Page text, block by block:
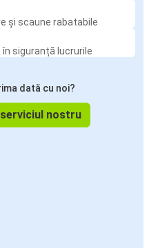
și scaune rabatabile
siguranță lucrurile
dată cu noi?
nostru